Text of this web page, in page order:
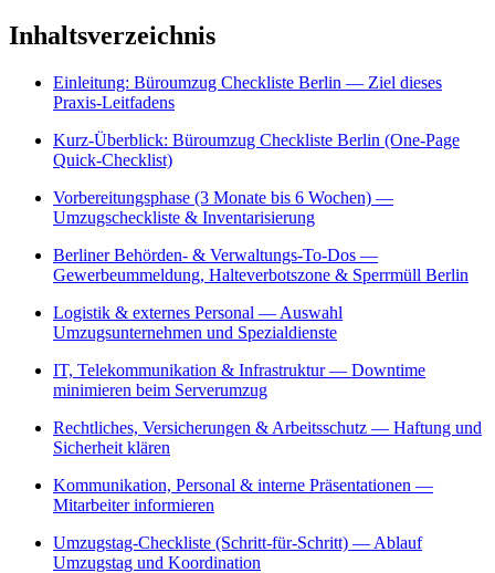
Inhaltsverzeichnis
Einleitung: Büroumzug Checkliste Berlin — Ziel dieses
Praxis-Leitfadens
Kurz‑Überblick: Büroumzug Checkliste Berlin (One‑Page
Quick‑Checklist)
Vorbereitungsphase (3 Monate bis 6 Wochen) —
Umzugscheckliste & Inventarisierung
Berliner Behörden- & Verwaltungs‑To‑Dos —
Gewerbeummeldung, Halteverbotszone & Sperrmüll Berlin
Logistik & externes Personal — Auswahl
Umzugsunternehmen und Spezialdienste
IT, Telekommunikation & Infrastruktur — Downtime
minimieren beim Serverumzug
Rechtliches, Versicherungen & Arbeitsschutz — Haftung und
Sicherheit klären
Kommunikation, Personal & interne Präsentationen —
Mitarbeiter informieren
Umzugstag‑Checkliste (Schritt‑für‑Schritt) — Ablauf
Umzugstag und Koordination